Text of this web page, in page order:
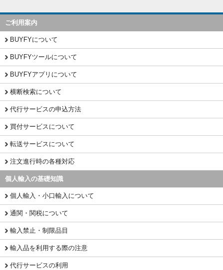
ご利用案内
BUYFYについて
BUYFYツールについて
BUYFYアプリについて
横断検索について
代行サービスの申込方法
買付サービスについて
転送サービスについて
注文進行時の各種対応
個人輸入の基礎知識
個人輸入・小口輸入について
通関・関税について
輸入禁止・制限品目
輸入品を利用する際の注意
代行サービスの利用